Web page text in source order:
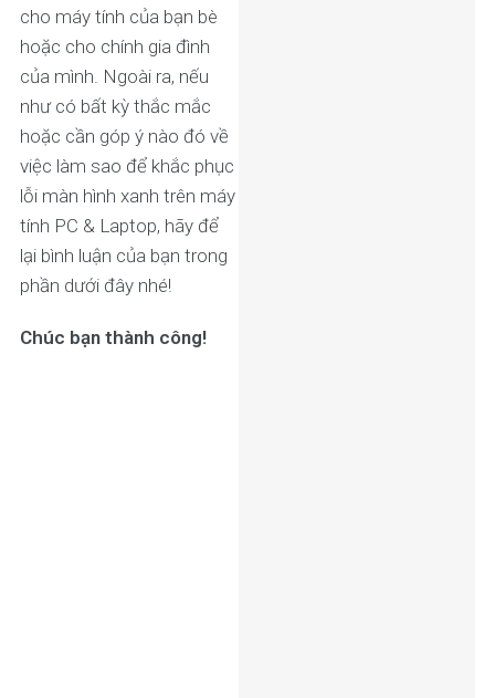
cho máy tính của bạn bè
hoặc cho chính gia đình
của mình. Ngoài ra, nếu
như có bất kỳ thắc mắc
hoặc cần góp ý nào đó về
việc làm sao để khắc phục
lỗi màn hình xanh trên máy
tính PC & Laptop, hãy để
lại bình luận của bạn trong
phần dưới đây nhé!
Chúc bạn thành công!